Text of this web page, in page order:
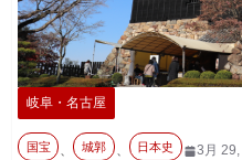
岐阜・名古屋
3月
国宝 、 城郭 、 日本史